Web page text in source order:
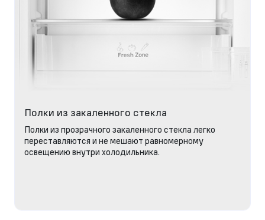
Полки из закаленного стекла
Полки из прозрачного закаленного стекла легко
переставляются и не мешают равномерному
освещению внутри холодильника.